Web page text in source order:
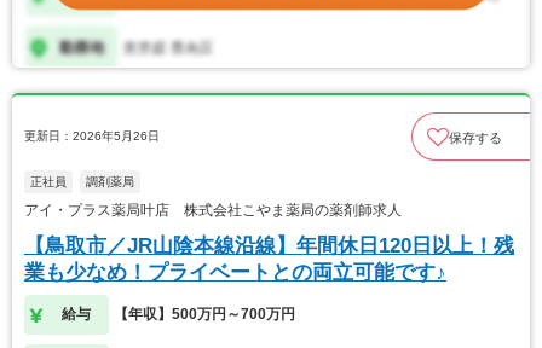
更新日：2026年5月26日 保存する
正社員 調剤薬局
アイ・プラス薬局叶店 株式会社こやま薬局の薬剤師求人
【鳥取市／JR山陰本線沿線】年間休日120日以上！残
業も少なめ！プライベートとの両立可能です♪
給与 【年収】500万円～700万円